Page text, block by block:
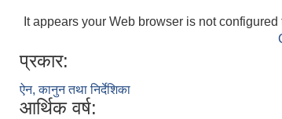
It appears your Web browser is not
प्रकार:
ऐन, कानुन तथा निर्देशिका
आर्थिक वर्ष: